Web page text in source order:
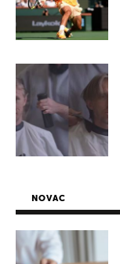
NOVAC